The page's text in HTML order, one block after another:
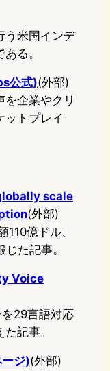
う米国インデ
る。
公式)(外部)
企業やクリ
ットプレイ
scale
(外部)
億ドル、
た記事。
Voice
29言語対応
記事。
ジ)(外部)